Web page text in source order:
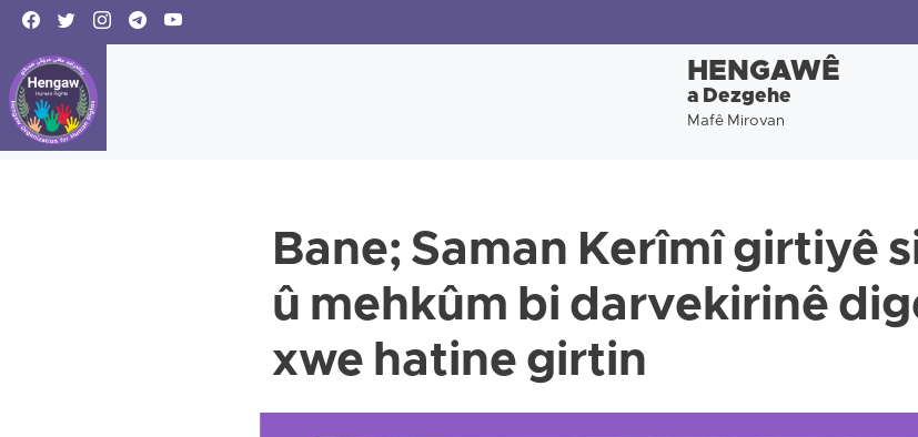
HENGAWÊ
a Dezgehe
Mafê Mirovan
Bane; Saman Kerîmî girtiyê
û mehkûm bi darvekirinê
xwe hatine girtin